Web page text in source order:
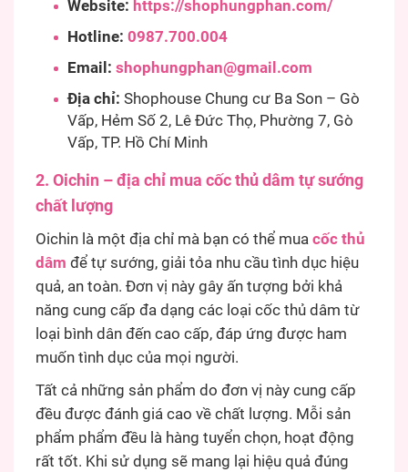
Website: https://shophungphan.com/
Hotline: 0987.700.004
Email: shophungphan@gmail.com
Địa chỉ: Shophouse Chung cư Ba Son – Gò
Vấp, Hẻm Số 2, Lê Đức Thọ, Phường 7, Gò
Vấp, TP. Hồ Chí Minh
2. Oichin – địa chỉ mua cốc thủ dâm tự sướng
chất lượng
Oichin là một địa chỉ mà bạn có thể mua cốc thủ
dâm để tự sướng, giải tỏa nhu cầu tình dục hiệu
quả, an toàn. Đơn vị này gây ấn tượng bởi khả
năng cung cấp đa dạng các loại cốc thủ dâm từ
loại bình dân đến cao cấp, đáp ứng được ham
muốn tình dục của mọi người.
Tất cả những sản phẩm do đơn vị này cung cấp
đều được đánh giá cao về chất lượng. Mỗi sản
phẩm phẩm đều là hàng tuyển chọn, hoạt động
rất tốt. Khi sử dụng sẽ mang lại hiệu quả đúng